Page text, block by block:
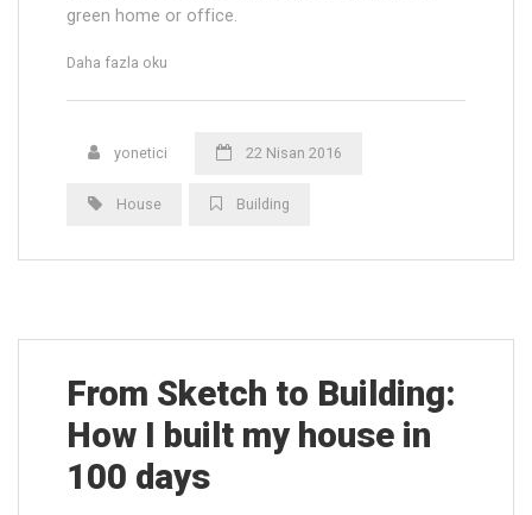
green home or office.
Daha fazla oku
UV
Windows”
yonetici 22 Nisan 2016
House Building
From Sketch to Building:
How I built my house in
100 days